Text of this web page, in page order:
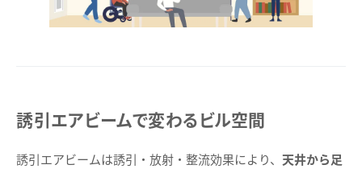
誘引エアビームで変わるビル空間
誘引エアビームは誘引・放射・整流効果により、 天井から足